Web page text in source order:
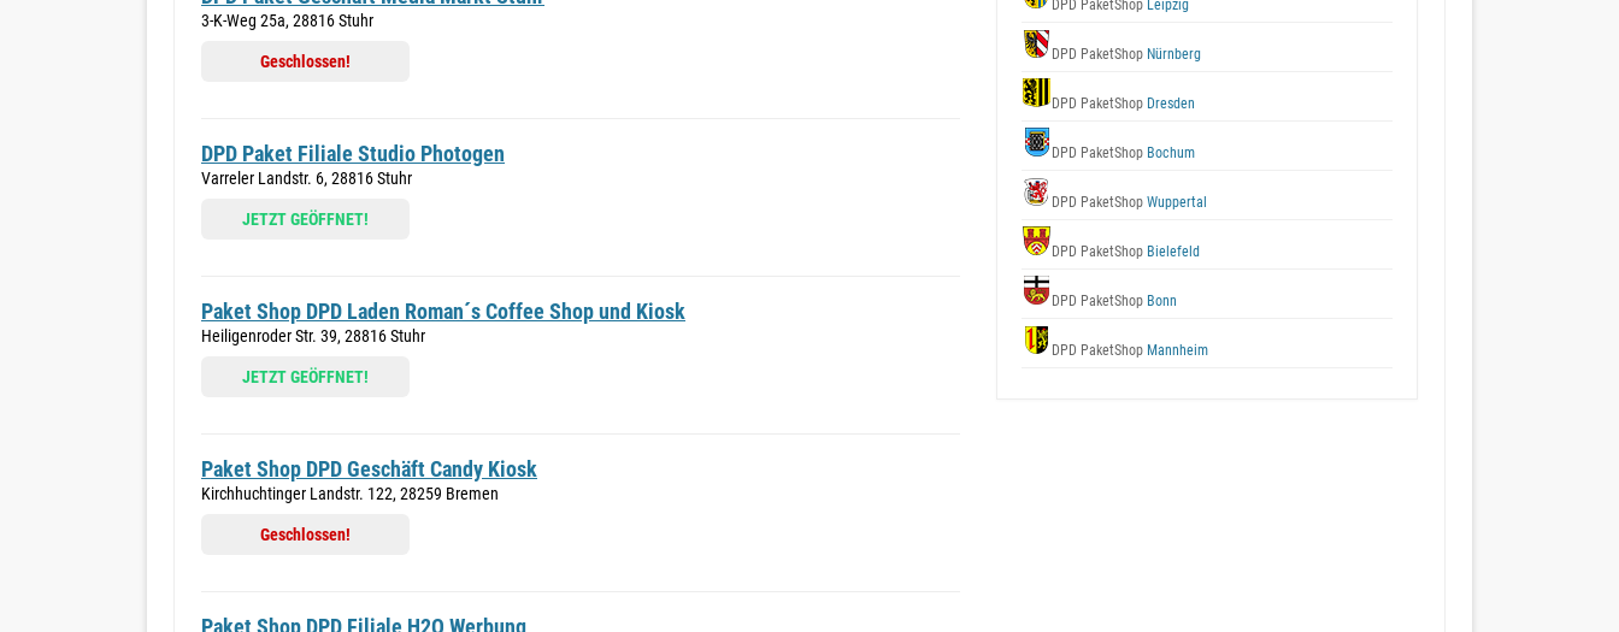
3-K-Weg 25a, 28816 Stuhr
Geschlossen!
DPD Paket Filiale Studio Photogen
Varreler Landstr. 6, 28816 Stuhr
JETZT GEÖFFNET!
Paket Shop DPD Laden Roman´s Coffee Shop und Kiosk
Heiligenroder Str. 39, 28816 Stuhr
JETZT GEÖFFNET!
Paket Shop DPD Geschäft Candy Kiosk
Kirchhuchtinger Landstr. 122, 28259 Bremen
Geschlossen!
Paket Shop DPD Filiale H2O Werbung
DPD PaketShop Leipzig
DPD PaketShop Nürnberg
DPD PaketShop Dresden
DPD PaketShop Bochum
DPD PaketShop Wuppertal
DPD PaketShop Bielefeld
DPD PaketShop Bonn
DPD PaketShop Mannheim